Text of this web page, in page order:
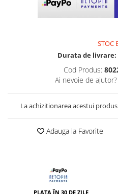
STOC
Durata de livrare:
Cod Produs:
Ai nevoie de ajutor?
La achizitionarea acestui
Adauga la Favorite
PLATA ÎN 30 DE ZILE